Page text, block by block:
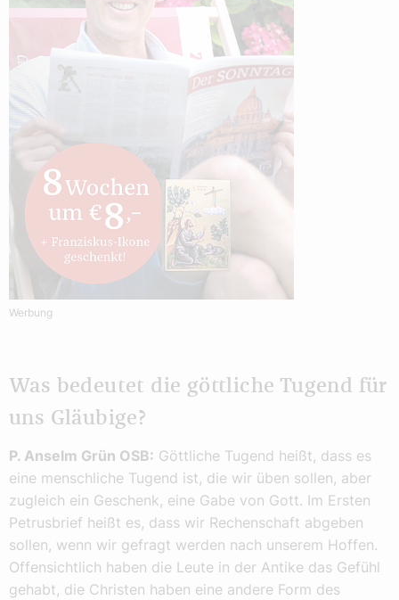
Werbung
Was bedeutet die göttliche Tugend für
uns Gläubige?
P. Anselm Grün OSB: Göttliche Tugend heißt, dass es
eine menschliche Tugend ist, die wir üben sollen, aber
zugleich ein Geschenk, eine Gabe von Gott. Im Ersten
Petrusbrief heißt es, dass wir Rechenschaft abgeben
sollen, wenn wir gefragt werden nach unserem Hoffen.
Offensichtlich haben die Leute in der Antike das Gefühl
gehabt, die Christen haben eine andere Form des